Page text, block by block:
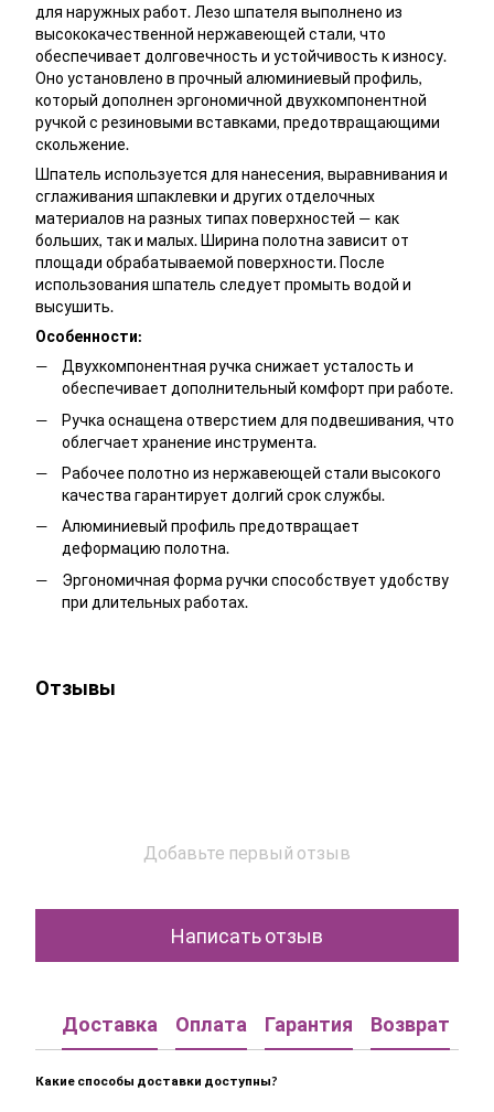
для наружных работ. Лезо шпателя выполнено из
высококачественной нержавеющей стали, что
обеспечивает долговечность и устойчивость к износу.
Оно установлено в прочный алюминиевый профиль,
который дополнен эргономичной двухкомпонентной
ручкой с резиновыми вставками, предотвращающими
скольжение.
Шпатель используется для нанесения, выравнивания и
сглаживания шпаклевки и других отделочных
материалов на разных типах поверхностей — как
больших, так и малых. Ширина полотна зависит от
площади обрабатываемой поверхности. После
использования шпатель следует промыть водой и
высушить.
Особенности:
Двухкомпонентная ручка снижает усталость и
обеспечивает дополнительный комфорт при работе.
Ручка оснащена отверстием для подвешивания, что
облегчает хранение инструмента.
Рабочее полотно из нержавеющей стали высокого
качества гарантирует долгий срок службы.
Алюминиевый профиль предотвращает
деформацию полотна.
Эргономичная форма ручки способствует удобству
при длительных работах.
Отзывы
Добавьте первый отзыв
Написать отзыв
Доставка Оплата Гарантия Возврат
Какие способы доставки доступны?